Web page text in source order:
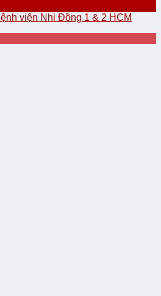
viện Nhi Đồng 1 & 2 HCM